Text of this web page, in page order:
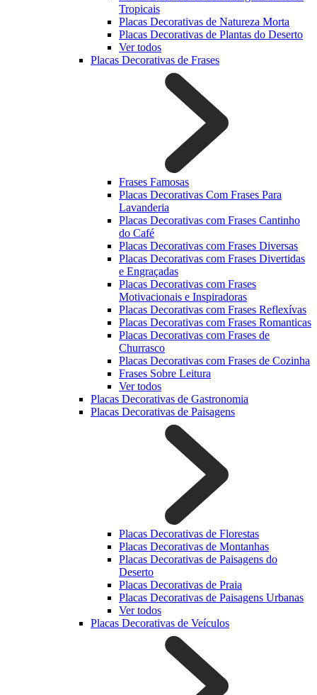
Tropicais
Placas Decorativas de Natureza Morta
Placas Decorativas de Plantas do Deserto
Ver todos
Placas Decorativas de Frases
Frases Famosas
Placas Decorativas Com Frases Para
Lavanderia
Placas Decorativas com Frases Cantinho
do Café
Placas Decorativas com Frases Diversas
Placas Decorativas com Frases Divertidas
e Engraçadas
Placas Decorativas com Frases
Motivacionais e Inspiradoras
Placas Decorativas com Frases Reflexívas
Placas Decorativas com Frases Romanticas
Placas Decorativas com Frases de
Churrasco
Placas Decorativas com Frases de Cozinha
Frases Sobre Leitura
Ver todos
Placas Decorativas de Gastronomia
Placas Decorativas de Paisagens
Placas Decorativas de Florestas
Placas Decorativas de Montanhas
Placas Decorativas de Paisagens do
Deserto
Placas Decorativas de Praia
Placas Decorativas de Paisagens Urbanas
Ver todos
Placas Decorativas de Veículos